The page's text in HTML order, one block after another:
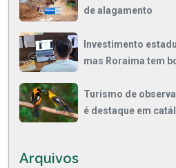
de alagamento
Investimento
mas Roraima tem
Turismo de
é destaque em
Arquivos